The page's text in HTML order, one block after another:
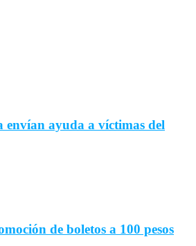
ayuda a víctimas del
de boletos a 100 pesos